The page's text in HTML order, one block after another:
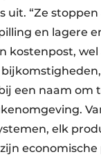
uit. “Ze
en lagere
kostenpost,
een naam
elk